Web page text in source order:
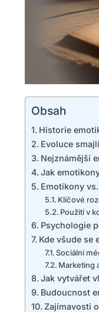
Obsah
Historie
Evoluce
Nejznámější
Jak
Emotikony
Klíčové
Použití v
Psychologie
Kde všude se
Sociální
Marketing
Jak vytvářet
Budoucnost
Zajímavosti